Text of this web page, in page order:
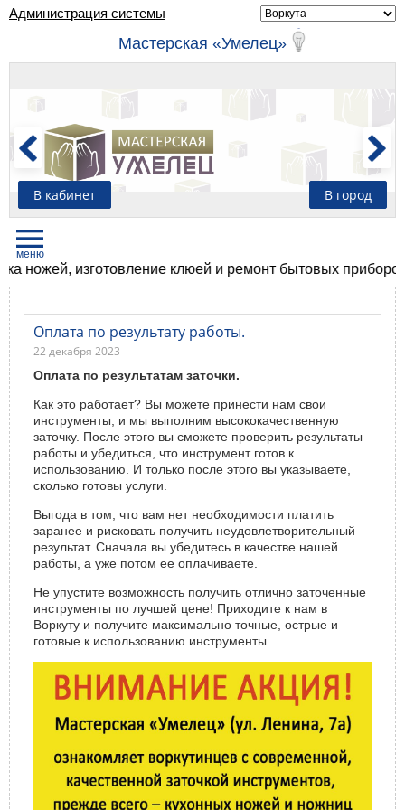
Администрация системы
Мастерская «Умелец»
В кабинет В город
изготовление клюей и ремонт бытовых приборов
Оплата по результату работы.
22 декабря 2023
Оплата по результатам заточки.
Как это работает? Вы можете принести нам свои
инструменты, и мы выполним высококачественную
заточку. После этого вы сможете проверить результаты
работы и убедиться, что инструмент готов к
использованию. И только после этого вы указываете,
сколько готовы услуги.
Выгода в том, что вам нет необходимости платить
заранее и рисковать получить неудовлетворительный
результат. Сначала вы убедитесь в качестве нашей
работы, а уже потом ее оплачиваете.
Не упустите возможность получить отлично заточенные
инструменты по лучшей цене! Приходите к нам в
Воркуту и ​​получите максимально точные, острые и
готовые к использованию инструменты.